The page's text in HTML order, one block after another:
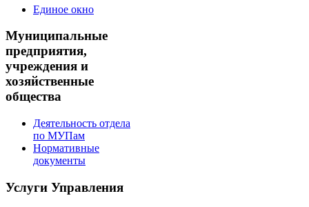
Единое окно
Муниципальные
предприятия,
учреждения и
хозяйственные
общества
Деятельность отдела
по МУПам
Нормативные
документы
Услуги Управления